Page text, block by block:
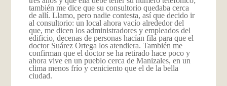
también me dice que su consultorio quedaba cerca
de allí. Llamo, pero nadie contesta, así que decido ir
al consultorio: un local ahora vacío alrededor del
que, me dicen los administradores y empleados del
edificio, decenas de personas hacían fila para que el
doctor Suárez Ortega los atendiera. También me
confirman que el doctor se ha retirado hace poco y
ahora vive en un pueblo cerca de Manizales, en un
clima menos frío y ceniciento que el de la bella
ciudad.